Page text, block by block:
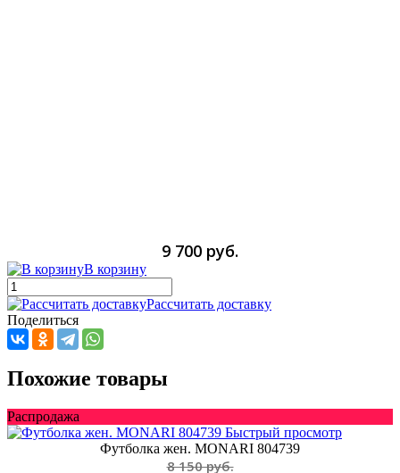
9 700 руб.
В корзину
Рассчитать доставку
Поделиться
Похожие товары
Распродажа
Быстрый просмотр
Футболка жен. MONARI 804739
8 150 руб.